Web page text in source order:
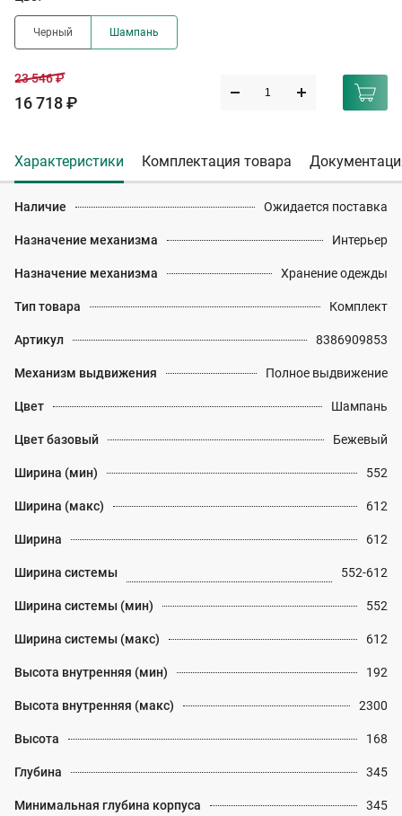
Черный Шампань
23 546 ₽
16 718 ₽
Характеристики Комплектация товара
Наличие Ожидается поставка
Назначение механизма Интерьер
Назначение механизма Хранение одежды
Тип товара Комплект
Артикул 8386909853
Механизм выдвижения Полное выдвижение
Цвет Шампань
Цвет базовый Бежевый
Ширина (мин) 552
Ширина (макс) 612
Ширина 612
Ширина системы 552-612
Ширина системы (мин) 552
Ширина системы (макс) 612
Высота внутренняя (мин) 192
Высота внутренняя (макс) 2300
Высота 168
Глубина 345
Минимальная глубина корпуса 345